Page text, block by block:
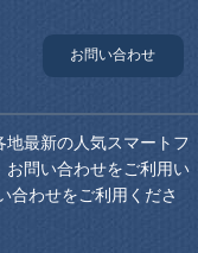
お問い合わせ
地最新の人気スマートフ
お問い合わせをご利用い
合わせをご利用くださ